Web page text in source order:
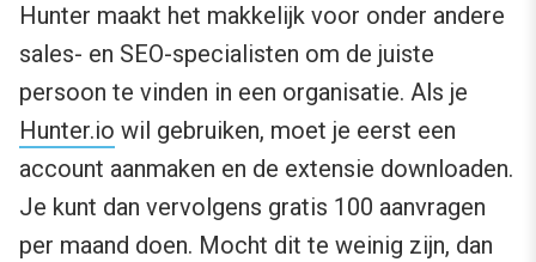
Hunter maakt het makkelijk voor onder andere
sales- en SEO-specialisten om de juiste
persoon te vinden in een organisatie. Als je
Hunter.io wil gebruiken, moet je eerst een
account aanmaken en de extensie downloaden.
Je kunt dan vervolgens gratis 100 aanvragen
per maand doen. Mocht dit te weinig zijn, dan